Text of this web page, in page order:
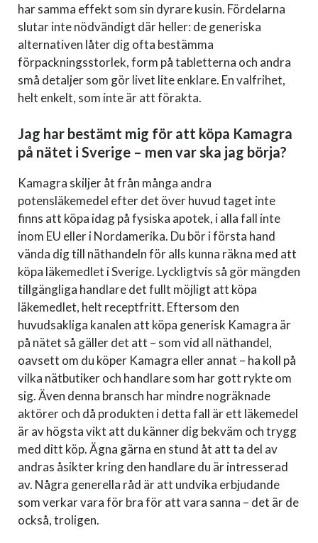
har samma effekt som sin dyrare kusin. Fördelarna
slutar inte nödvändigt där heller: de generiska
alternativen låter dig ofta bestämma
förpackningsstorlek, form på tabletterna och andra
små detaljer som gör livet lite enklare. En valfrihet,
helt enkelt, som inte är att förakta.
Jag har bestämt mig för att köpa Kamagra
på nätet i Sverige – men var ska jag börja?
Kamagra skiljer åt från många andra
potensläkemedel efter det över huvud taget inte
finns att köpa idag på fysiska apotek, i alla fall inte
inom EU eller i Nordamerika. Du bör i första hand
vända dig till näthandeln för alls kunna räkna med att
köpa läkemedlet i Sverige. Lyckligtvis så gör mängden
tillgängliga handlare det fullt möjligt att köpa
läkemedlet, helt receptfritt. Eftersom den
huvudsakliga kanalen att köpa generisk Kamagra är
på nätet så gäller det att – som vid all näthandel,
oavsett om du köper Kamagra eller annat – ha koll på
vilka nätbutiker och handlare som har gott rykte om
sig. Även denna bransch har mindre nogräknade
aktörer och då produkten i detta fall är ett läkemedel
är av högsta vikt att du känner dig bekväm och trygg
med ditt köp. Ägna gärna en stund åt att ta del av
andras åsikter kring den handlare du är intresserad
av. Några generella råd är att undvika erbjudande
som verkar vara för bra för att vara sanna – det är de
också, troligen.